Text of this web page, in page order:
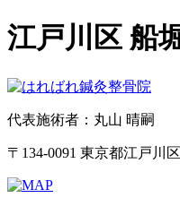
江戸川区 船
代表施術者：丸山 晴嗣
〒134-0091 東京都江戸川